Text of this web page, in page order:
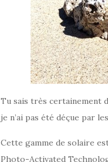
Tu sais très certainement
je n’ai pas été déçue par
Cette gamme de solaire
Photo-Activated